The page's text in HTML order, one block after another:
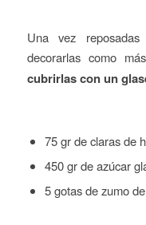
Una vez
decorarlas como
cubrirlas con un
75 gr de claras de
450 gr de azúcar
5 gotas de zumo